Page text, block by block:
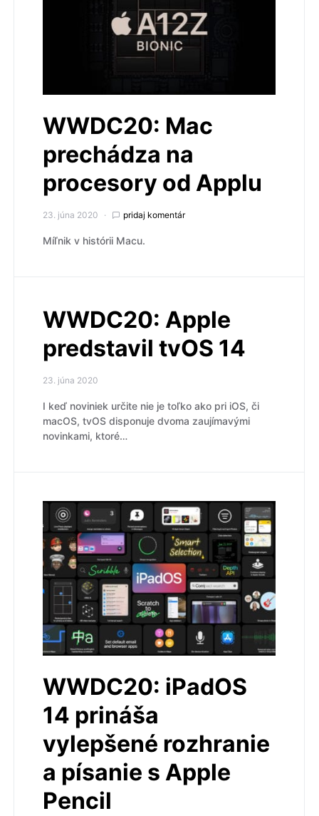
WWDC20: Mac
prechádza na
procesory od Applu
23. júna 2020 pridaj komentár
Míľnik v histórii Macu.
WWDC20: Apple
predstavil tvOS 14
23. júna 2020
I keď noviniek určite nie je toľko ako pri iOS, či
macOS, tvOS disponuje dvoma zaujímavými
novinkami, ktoré…
WWDC20: iPadOS
14 prináša
vylepšené rozhranie
a písanie s Apple
Pencil